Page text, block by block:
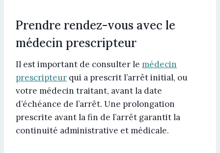
Prendre rendez-vous avec le
médecin prescripteur
Il est important de consulter le médecin
prescripteur qui a prescrit l’arrêt initial, ou
votre médecin traitant, avant la date
d’échéance de l’arrêt. Une prolongation
prescrite avant la fin de l’arrêt garantit la
continuité administrative et médicale.